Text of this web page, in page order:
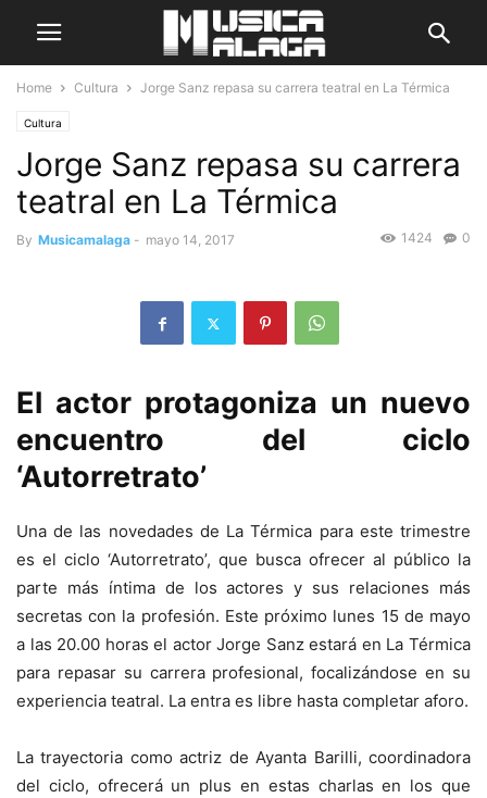
Home Cultura Jorge Sanz repasa su carrera teatral en La Térmica
Cultura
Jorge Sanz repasa su carrera
teatral en La Térmica
By Musicamalaga - mayo 14, 2017 0
1424
El actor protagoniza un nuevo
encuentro del ciclo
‘Autorretrato’
Una de las novedades de La Térmica para este trimestre
es el ciclo ‘Autorretrato’, que busca ofrecer al público la
parte más íntima de los actores y sus relaciones más
secretas con la profesión. Este próximo lunes 15 de mayo
a las 20.00 horas el actor Jorge Sanz estará en La Térmica
para repasar su carrera profesional, focalizándose en su
experiencia teatral. La entra es libre hasta completar aforo.
La trayectoria como actriz de Ayanta Barilli, coordinadora
del ciclo, ofrecerá un plus en estas charlas en los que